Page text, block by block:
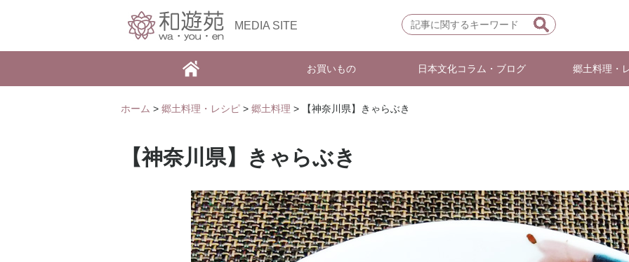
MEDIA SITE
お買いもの 日本文化コラム・ブログ 郷土料理・
ホーム > 郷土料理・レシピ > 郷土料理 > 【神奈川県】きゃらぶき
【神奈川県】きゃらぶき